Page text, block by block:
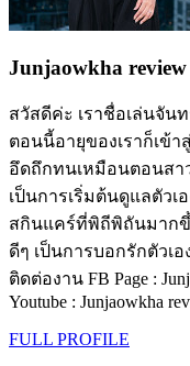
Junjaowkha review
สวัสดีค่ะ เราชื่อเล่นจัน
ตอนนี้อายุของเราก็เข้า
อึดถึกทนเหมือนตอนสา
เป็นการเริ่มต้นดูแลตัวเ
สกินแคร์ที่พิถีพิถันมากขึ้
ดีๆ เป็นการบอกรักตัวเ
ติดต่องาน FB Page :
Youtube : Junjaowkha
FULL PROFILE